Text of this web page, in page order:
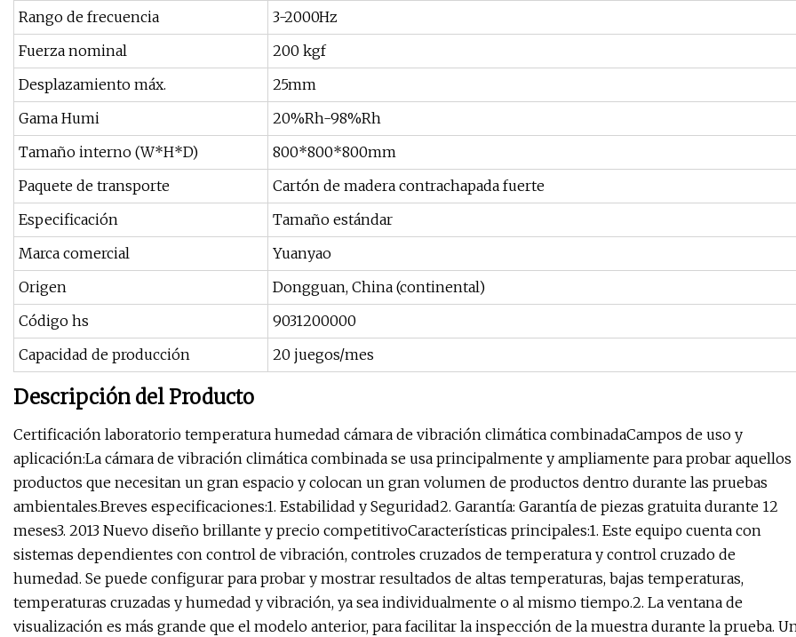
Rango de frecuencia
3-2000Hz
Fuerza nominal
200 kgf
Desplazamiento máx.
25mm
Gama Humi
20%Rh-98%Rh
Tamaño interno (W*H*D)
800*800*800mm
Paquete de transporte
Cartón de madera contrachapada fuerte
Especificación
Tamaño estándar
Marca comercial
Yuanyao
Origen
Dongguan, China (continental)
Código hs
9031200000
Capacidad de producción
20 juegos/mes
Descripción del Producto
Certificación laboratorio temperatura humedad cámara de vibración climática combinadaCampos de uso y
aplicación:La cámara de vibración climática combinada se usa principalmente y ampliamente para probar aquellos
productos que necesitan un gran espacio y colocan un gran volumen de productos dentro durante las pruebas
ambientales.Breves especificaciones:1. Estabilidad y Seguridad2. Garantía: Garantía de piezas gratuita durante 12
meses3. 2013 Nuevo diseño brillante y precio competitivoCaracterísticas principales:1. Este equipo cuenta con
sistemas dependientes con control de vibración, controles cruzados de temperatura y control cruzado de
humedad. Se puede configurar para probar y mostrar resultados de altas temperaturas, bajas temperaturas,
temperaturas cruzadas y humedad y vibración, ya sea individualmente o al mismo tiempo.2. La ventana de
visualización es más grande que el modelo anterior, para facilitar la inspección de la muestra durante la prueba.